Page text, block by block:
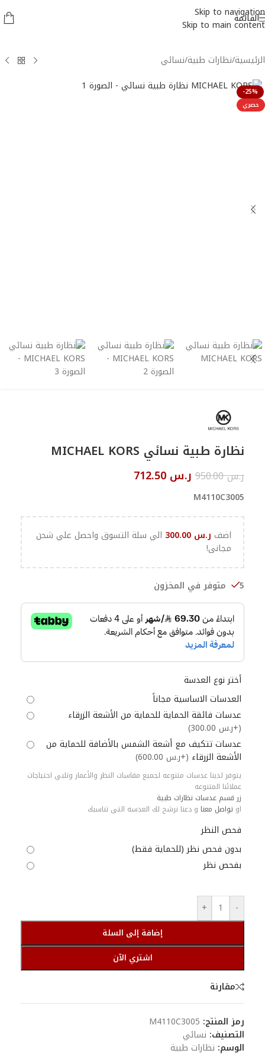
Skip to navigation
Skip to main content
القائمة
الرئيسية/نظارات طبية/نسائي
-25%
حصري
نظارة طبية نسائي MICHAEL KORS
ر.س950.00 ر.س
M4110C3005
اضف ر.س
الي سلة التسوق واحصل علي شحن
مجانى!
5 متوفر في المخزون
أختر نوع العدسة
العدسات الاساسية مجاناً
عدسات فائقة الحماية للحماية من الأشعة الزرقاء
(+ر.س 300.00)
عدسات تتكيف مع أشعة الشمس بالأضافة للحماية من
الأشعة الزرقاء (+ر.س 600.00)
يتوفر لدينا عدسات متنوعه لجميع مقاسات النظر والأعمار وتلبي احتياجات
عملائنا المتنوعه
زر قسم عدسات نظارات طبية
او تواصل معنا و دعنا نرشح لك العدسه التى تناسبك
فحص النظر
بدون فحص نظر (للحماية فقط)
بفحص نظر
-
+
إضافة إلى السلة
اشتري الآن
مقارنة
رمز المنتج: M4110C3005
التصنيف: نسائي
الوسم: نظارات طبية